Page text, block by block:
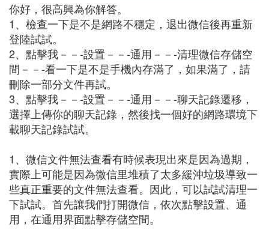
你好，很高興為你解答。
1、檢查一下是不是網路不穩定，退出微信後再重新
登陸試試。
2、點擊我－－-設置－－-通用－－-清理微信存儲空
間－－-看一下是不是手機內存滿了，如果滿了，請
刪除一部分文件再試。
3、點擊我－－-設置－－-通用－－-聊天記錄遷移，
選擇上傳你的聊天記錄，然後找一個好的網路環境下
載聊天記錄試試。
1、微信文件無法查看有時候表現出來是因為過期，
實際上可能是因為微信里堆積了太多緩沖垃圾導致一
些真正重要的文件無法查看。因此，可以試試清理一
下試試。首先讓我們打開微信，依次點擊設置、通
用，在通用界面點擊存儲空間。